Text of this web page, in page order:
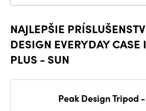
NAJLEPŠIE
DESIGN EVERYDAY CASE
PLUS - SUN
Peak Design Tripod